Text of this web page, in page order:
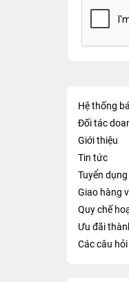
Hệ thống
Đối tác
Giới thiệu
Tin tức
Tuyển dụng
Giao hàng
Quy chế
Ưu đãi
Các câu